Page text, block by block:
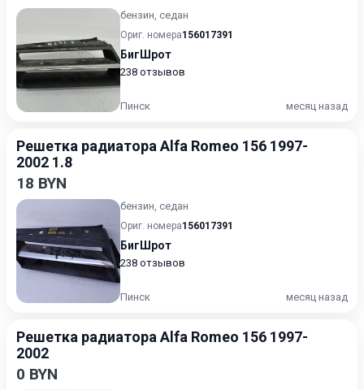
бензин, седан
Ориг. номера156017391
БигШрот
238 отзывов
Пинск месяц назад
Решетка радиатора Alfa Romeo 156 1997-
2002 1.8
18 BYN
бензин, седан
Ориг. номера156017391
БигШрот
238 отзывов
Пинск месяц назад
Решетка радиатора Alfa Romeo 156 1997-
2002
0 BYN